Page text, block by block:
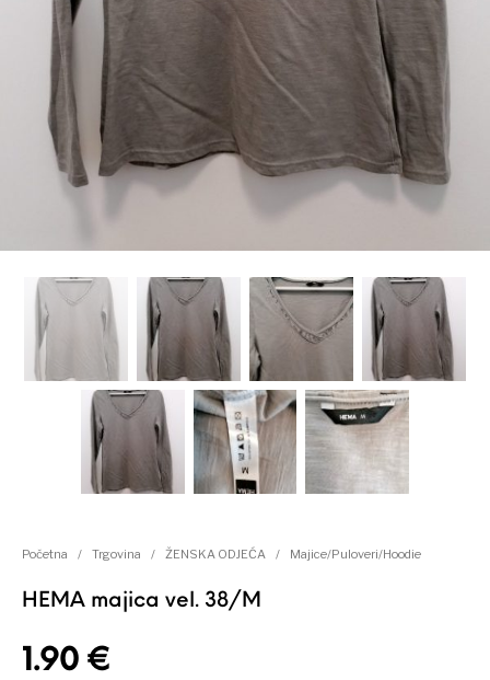
Kategorije proizvoda
Početna / Trgovina / ŽENSKA ODJEĆA / Majice/Puloveri/Hoodie
HEMA majica vel. 38/M
1.90€